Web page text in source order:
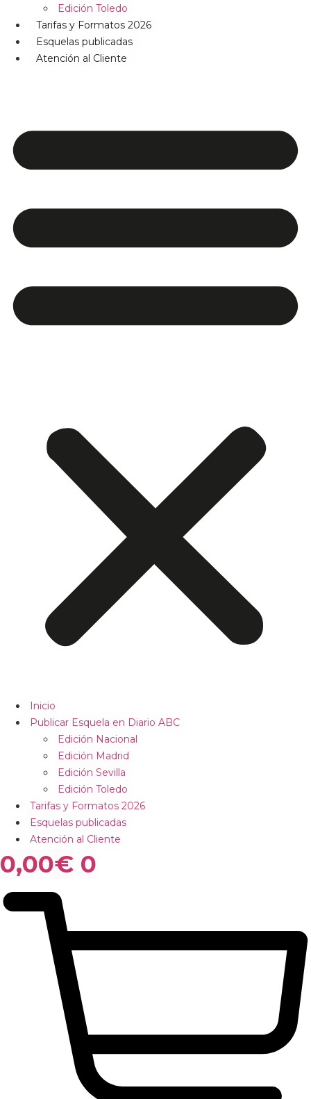
Edición Toledo
Tarifas y Formatos 2026
Esquelas publicadas
Atención al Cliente
Inicio
Publicar Esquela en Diario ABC
Edición Nacional
Edición Madrid
Edición Sevilla
Edición Toledo
Tarifas y Formatos 2026
Esquelas publicadas
Atención al Cliente
0,00€ 0